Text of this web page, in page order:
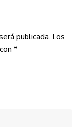
publicada. Los
*